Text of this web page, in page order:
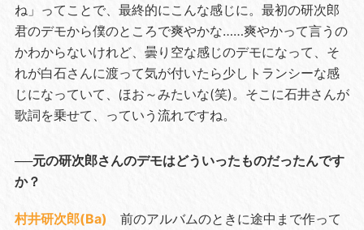
ね」ってことで、最終的にこんな感じに。最初の研次郎
君のデモから僕のところで爽やかな……爽やかって言うの
かわからないけれど、曇り空な感じのデモになって、そ
れが白石さんに渡って気が付いたら少しトランシーな感
じになっていて、ほお～みたいな(笑)。そこに石井さんが
歌詞を乗せて、っていう流れですね。
──元の研次郎さんのデモはどういったものだったんです
か？
村井研次郎(Ba)
前のアルバムのときに途中まで作って